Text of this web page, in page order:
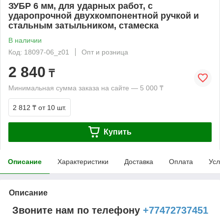
ЗУБР 6 мм, для ударных работ, с
ударопрочной двухкомпонентной ручкой и
стальным затыльником, стамеска
В наличии
Код: 18097-06_z01
Опт и розница
2 840 ₸
Минимальная сумма заказа на сайте — 5 000 ₸
2 812 ₸ от 10 шт.
Купить
Описание Характеристики Доставка Оплата
Описание
Звоните нам по телефону +77472737451